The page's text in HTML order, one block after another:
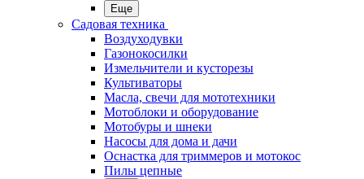
Еще
Садовая техника
Воздуходувки
Газонокосилки
Измельчители и кусторезы
Культиваторы
Масла, свечи для мототехники
Мотоблоки и оборудование
Мотобуры и шнеки
Насосы для дома и дачи
Оснастка для триммеров и мотокос
Пилы цепные